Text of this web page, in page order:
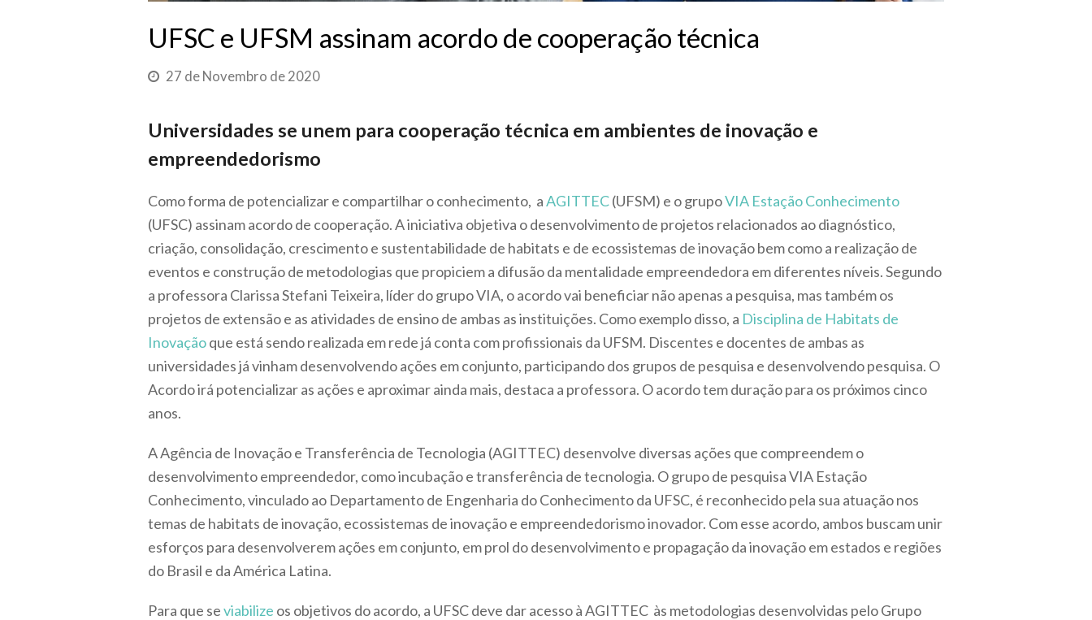
UFSC e UFSM assinam acordo de cooperação técnica
27 de Novembro de 2020
Universidades se unem para cooperação técnica em ambientes de inovação e
empreendedorismo
Como forma de potencializar e compartilhar o conhecimento, aAGITTEC(UFSM) e o grupoVIA Estação Conhecimento
(UFSC) assinam acordo de cooperação. A iniciativa objetiva o desenvolvimento de projetos relacionados ao diagnóstico,
criação, consolidação, crescimento e sustentabilidade de habitats e de ecossistemas de inovação bem como a realização de
eventos e construção de metodologias que propiciem a difusão da mentalidade empreendedora em diferentes níveis. Segundo
a professora Clarissa Stefani Teixeira, líder do grupo VIA, o acordo vai beneficiar não apenas a pesquisa, mas também os
projetos de extensão e as atividades de ensino de ambas as instituições. Como exemplo disso, a Disciplina de Habitats de
Inovaçãoque está sendo realizada em rede já conta com profissionais da UFSM. Discentes e docentes de ambas as
universidades já vinham desenvolvendo ações em conjunto, participando dos grupos de pesquisa e desenvolvendo pesquisa. O
Acordo irá potencializar as ações e aproximar ainda mais, destaca a professora. O acordo tem duração para os próximos cinco
anos.
A Agência de Inovação e Transferência de Tecnologia (AGITTEC) desenvolve diversas ações que compreendem o
desenvolvimento empreendedor, como incubação e transferência de tecnologia. O grupo de pesquisa VIA Estação
Conhecimento, vinculado ao Departamento de Engenharia do Conhecimento da UFSC, é reconhecido pela sua atuação nos
temas de habitats de inovação, ecossistemas de inovação e empreendedorismo inovador. Com esse acordo, ambos buscam unir
esforços para desenvolverem ações em conjunto, em prol do desenvolvimento e propagação da inovação em estados e regiões
do Brasil e da América Latina.
Para que seviabilize os objetivos do acordo, a UFSC deve dar acesso à AGITTEC às metodologias desenvolvidas pelo Grupo